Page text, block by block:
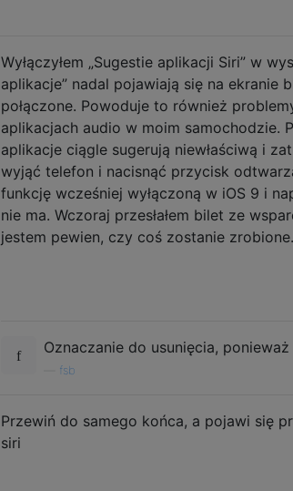
Wyłączyłem „Sugestie aplikacji Siri” w
aplikacje” nadal pojawiają się na
połączone. Powoduje to również
aplikacjach audio w moim samochodzie.
aplikacje ciągle sugerują niewłaściwą i
wyjąć telefon i nacisnąć przycisk
funkcję wcześniej wyłączoną w iOS 9 i
nie ma. Wczoraj przesłałem bilet ze
jestem pewien, czy coś zostanie zrobione.
Oznaczanie do usunięcia,
fsb
Przewiń do samego końca, a pojawi się
siri